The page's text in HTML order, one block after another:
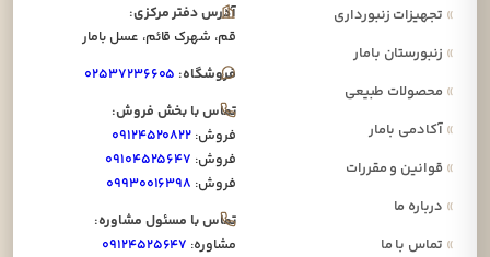
»تجهیزات زنبورداری
»زنبورستان بامار
»محصولات طبیعی
»آکادمی بامار
»قوانین و مقررات
»درباره ما
»تماس با ما
آدرس دفتر مرکزی:
قم، شهرک قائم، عسل بامار
فروشگاه: ۰۲۵۳۷۲۳۶۶۰۵
تماس با بخش فروش:
فروش: ۰۹۱۲۴۵۲۰۸۲۲
فروش: ۰۹۱۰۴۵۲۵۶۴۷
فروش: ۰۹۹۳۰۰۱۶۳۹۸
تماس با مسئول مشاوره:
مشاوره: ۰۹۱۲۴۵۲۵۶۴۷